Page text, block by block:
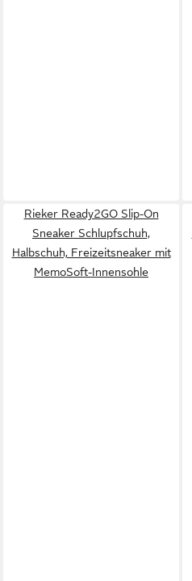
Rieker Ready2GO Slip-On
Sneaker Schlupfschuh,
Halbschuh, Freizeitsneaker mit
MemoSoft-Innensohle